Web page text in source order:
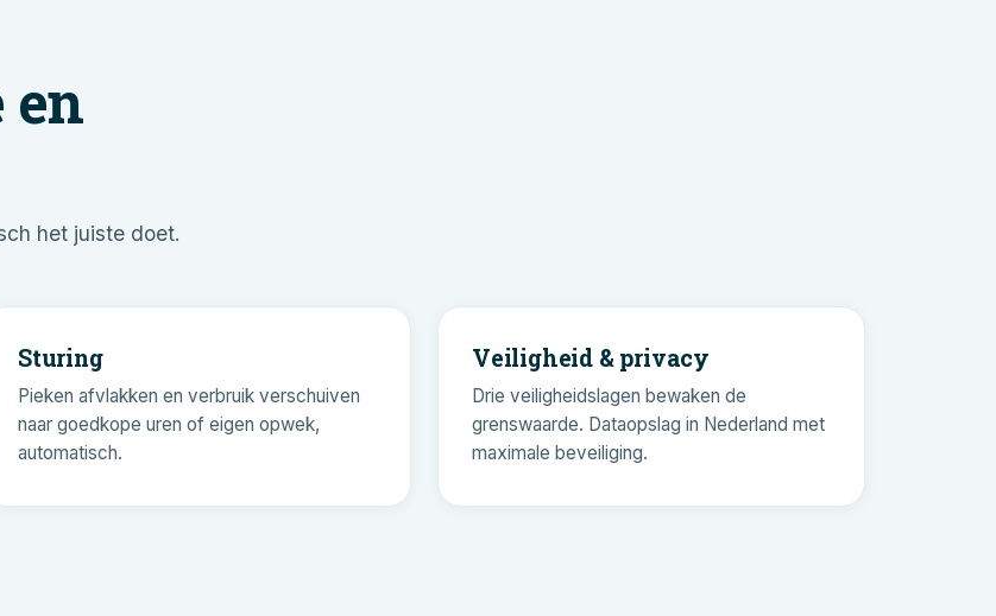
het juiste doet.
Sturing
Pieken afvlakken en verbruik verschuiven
naar goedkope uren of eigen opwek,
automatisch.
Veiligheid & privacy
Drie veiligheidslagen bewaken de
grenswaarde. Dataopslag in Nederland met
maximale beveiliging.